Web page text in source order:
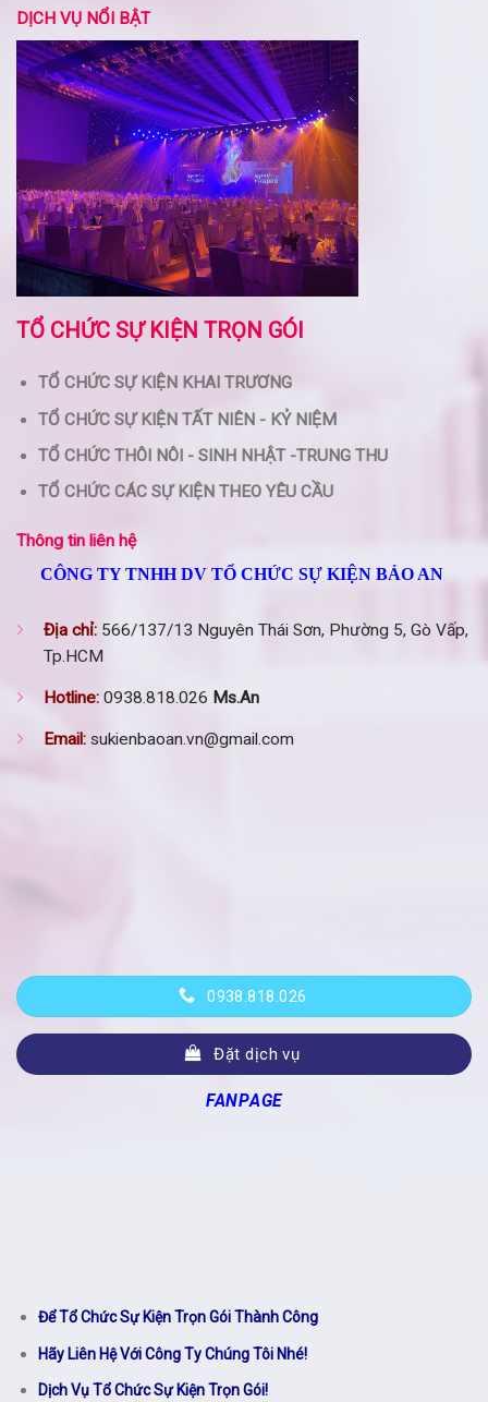
DỊCH VỤ NỔI BẬT
TỔ CHỨC SỰ KIỆN TRỌN GÓI
TỔ CHỨC SỰ KIỆN KHAI TRƯƠNG
TỔ CHỨC SỰ KIỆN TẤT NIÊN - KỶ NIỆM
TỔ CHỨC THÔI NÔI - SINH NHẬT -TRUNG THU
TỔ CHỨC CÁC SỰ KIỆN THEO YÊU CẦU
Thông tin liên hệ
CÔNG TY TNHH DV TỔ CHỨC SỰ KIỆN BẢO AN
Địa chỉ: 566/137/13 Nguyên Thái Sơn, Phường 5, Gò Vấp,
Tp.HCM
Hotline: 0938.818.026 Ms.An
Email: sukienbaoan.vn@gmail.com
0938.818.026
Đặt dịch vụ
FANPAGE
Để Tổ Chức Sự Kiện Trọn Gói Thành Công
Hãy Liên Hệ Với Công Ty Chúng Tôi Nhé!
Dịch Vụ Tổ Chức Sự Kiện Trọn Gói!